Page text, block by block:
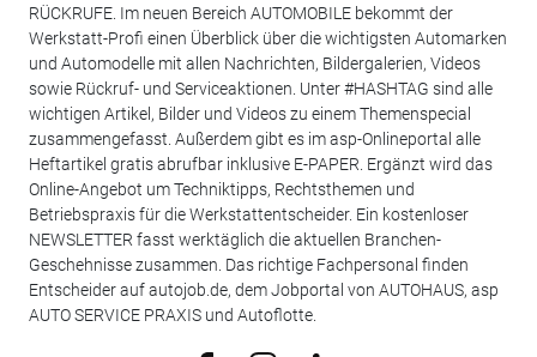
RÜCKRUFE. Im neuen Bereich AUTOMOBILE bekommt der
Werkstatt-Profi einen Überblick über die wichtigsten Automarken
und Automodelle mit allen Nachrichten, Bildergalerien, Videos
sowie Rückruf- und Serviceaktionen. Unter #HASHTAG sind alle
wichtigen Artikel, Bilder und Videos zu einem Themenspecial
zusammengefasst. Außerdem gibt es im asp-Onlineportal alle
Heftartikel gratis abrufbar inklusive E-PAPER. Ergänzt wird das
Online-Angebot um Techniktipps, Rechtsthemen und
Betriebspraxis für die Werkstattentscheider. Ein kostenloser
NEWSLETTER fasst werktäglich die aktuellen Branchen-
Geschehnisse zusammen. Das richtige Fachpersonal finden
Entscheider auf autojob.de, dem Jobportal von AUTOHAUS, asp
AUTO SERVICE PRAXIS und Autoflotte.